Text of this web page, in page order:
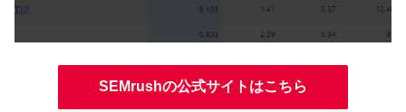
SEMrushの公式サイトはこちら